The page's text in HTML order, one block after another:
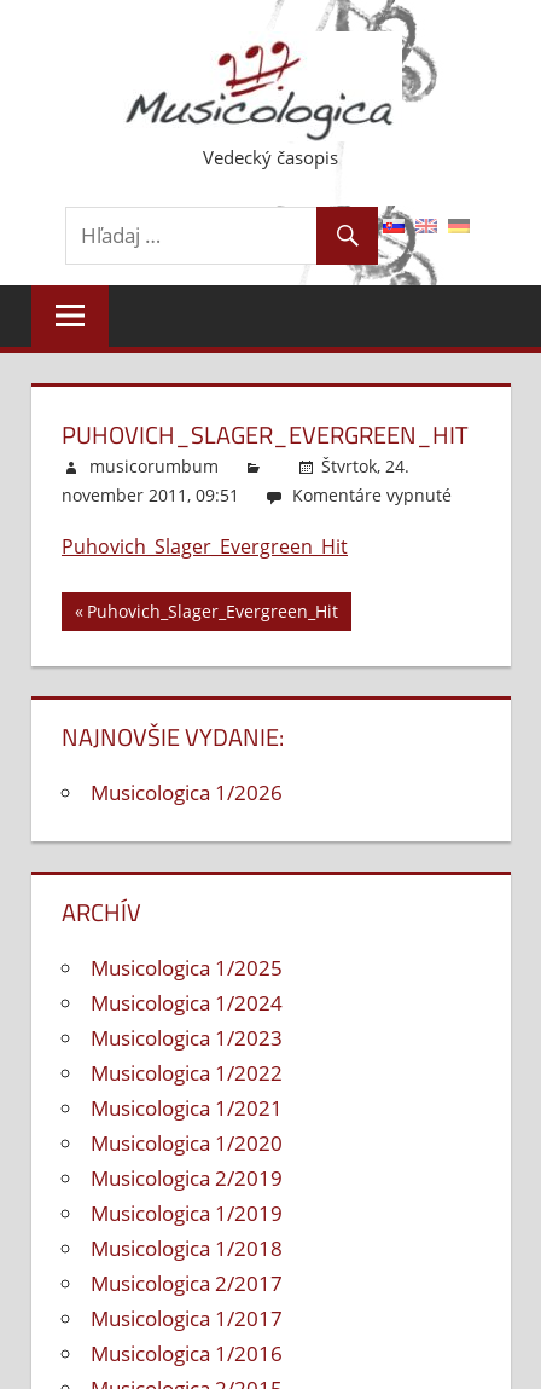
Vedecký časopis
PUHOVICH_SLAGER_EVERGREEN_HIT
musicorumbum
Štvrtok, 24.
november 2011, 09:51
Komentáre vypnuté
Puhovich_Slager_Evergreen_Hit
Navigácia
v
článku
Previous
Puhovich_Slager_Evergreen_Hit
NAJNOVŠIE VYDANIE:
Musicologica 1/2026
ARCHÍV
Musicologica 1/2025
Musicologica 1/2024
Musicologica 1/2023
Musicologica 1/2022
Musicologica 1/2021
Musicologica 1/2020
Musicologica 2/2019
Musicologica 1/2019
Musicologica 1/2018
Musicologica 2/2017
Musicologica 1/2017
Musicologica 1/2016